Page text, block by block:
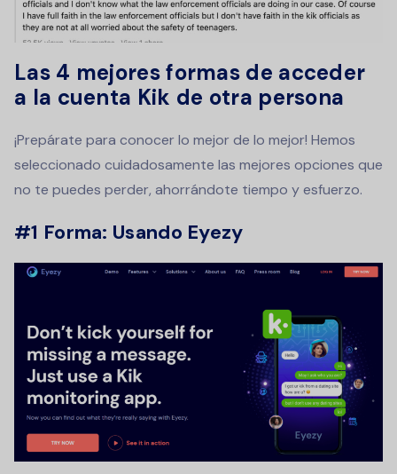
Las 4 mejores formas de acceder
a la cuenta Kik de otra persona
¡Prepárate para conocer lo mejor de lo mejor! Hemos
seleccionado cuidadosamente las mejores opciones que
no te puedes perder, ahorrándote tiempo y esfuerzo.
#1 Forma: Usando Eyezy